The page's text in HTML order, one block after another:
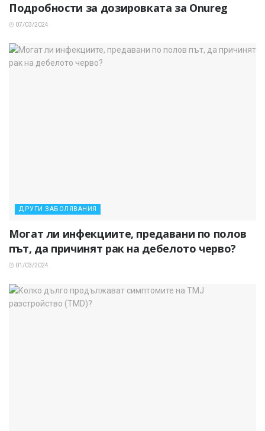
Подробности за дозировката за Onureg
07/03/2024
ДРУГИ ЗАБОЛЯВАНИЯ
Могат ли инфекциите, предавани по полов
път, да причинят рак на дебелото черво?
01/03/2024